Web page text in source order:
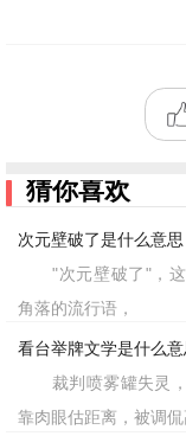
猜你喜欢
次元壁破了是什么意思
"次元壁破了"，这
角落的流行语，
看台举牌文学是什么意
裁判喷雾罐失灵，
靠肉眼估距离，被调